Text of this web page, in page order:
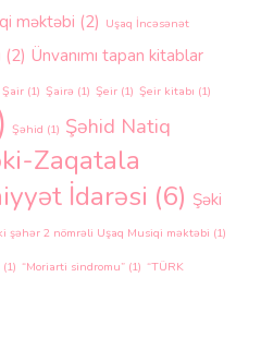
məktəbi (2) Uşaq İncəsənət
(2) Ünvanımı tapan kitablar
Şair (1) Şairə (1) Şeir (1) Şeir kitabı (1)
Şəhid (1) Şəhid Natiq
Zaqatala
İdarəsi (6) Şəki
şəhər 2 nömrəli Uşaq Musiqi məktəbi (1)
(1) “Moriarti sindromu” (1) “TÜRK